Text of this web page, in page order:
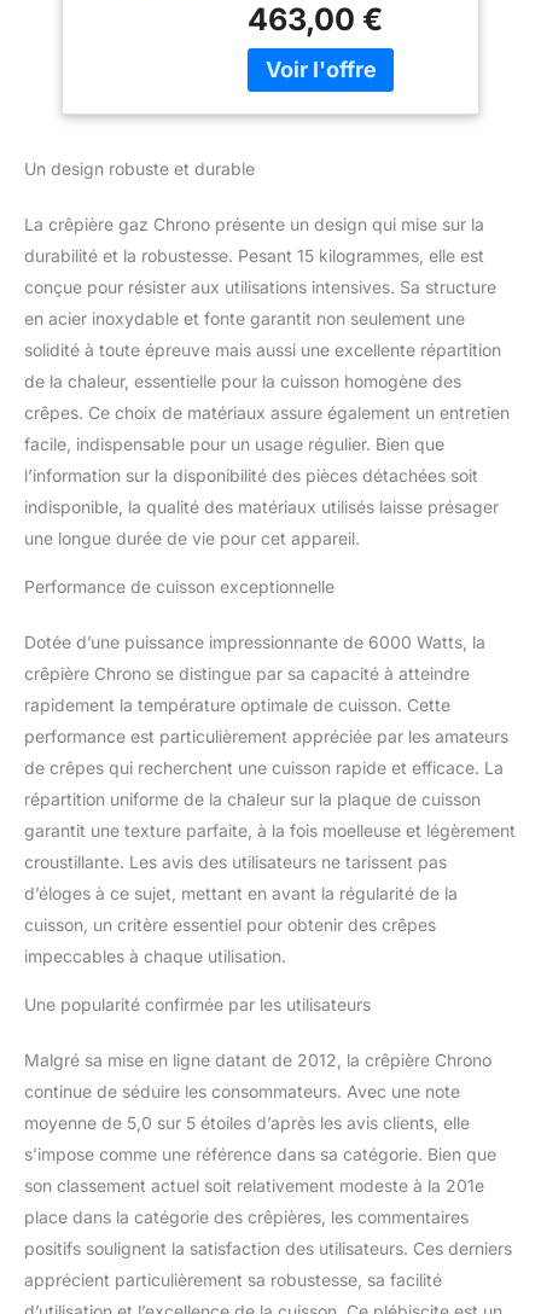
463,00 €
Un design robuste et durable
La crêpière gaz Chrono présente un design qui mise sur la
durabilité et la robustesse. Pesant 15 kilogrammes, elle est
conçue pour résister aux utilisations intensives. Sa structure
en acier inoxydable et fonte garantit non seulement une
solidité à toute épreuve mais aussi une excellente répartition
de la chaleur, essentielle pour la cuisson homogène des
crêpes. Ce choix de matériaux assure également un entretien
facile, indispensable pour un usage régulier. Bien que
l’information sur la disponibilité des pièces détachées soit
indisponible, la qualité des matériaux utilisés laisse présager
une longue durée de vie pour cet appareil.
Performance de cuisson exceptionnelle
Dotée d’une puissance impressionnante de 6000 Watts, la
crêpière Chrono se distingue par sa capacité à atteindre
rapidement la température optimale de cuisson. Cette
performance est particulièrement appréciée par les amateurs
de crêpes qui recherchent une cuisson rapide et efficace. La
répartition uniforme de la chaleur sur la plaque de cuisson
garantit une texture parfaite, à la fois moelleuse et légèrement
croustillante. Les avis des utilisateurs ne tarissent pas
d’éloges à ce sujet, mettant en avant la régularité de la
cuisson, un critère essentiel pour obtenir des crêpes
impeccables à chaque utilisation.
Une popularité confirmée par les utilisateurs
Malgré sa mise en ligne datant de 2012, la crêpière Chrono
continue de séduire les consommateurs. Avec une note
moyenne de 5,0 sur 5 étoiles d’après les avis clients, elle
s’impose comme une référence dans sa catégorie. Bien que
son classement actuel soit relativement modeste à la 201e
place dans la catégorie des crêpières, les commentaires
positifs soulignent la satisfaction des utilisateurs. Ces derniers
apprécient particulièrement sa robustesse, sa facilité